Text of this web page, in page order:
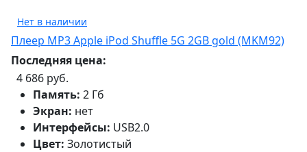
Нет в наличии
Плеер MP3 Apple iPod Shuffle 5G 2GB gold (MKM92)
Последняя цена:
4 686 руб.
Память: 2 Гб
Экран: нет
Интерфейсы: USB2.0
Цвет: Золотистый